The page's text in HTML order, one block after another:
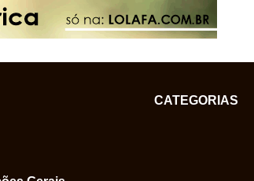
CATEGORIAS